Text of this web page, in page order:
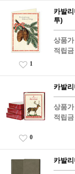
카발
투)
상품
적립
1
카발
상품
적립
0
카발